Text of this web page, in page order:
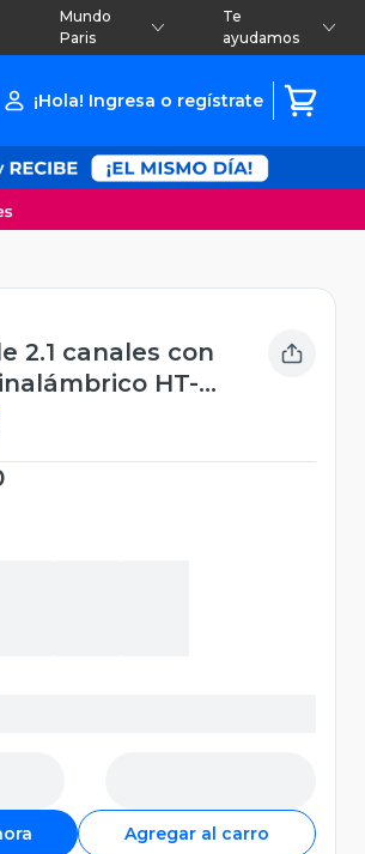
Mundo
Paris
Te
ayudamos
¡Hola! Ingresa o regístrate
2.1 canales con
HT-
Agregar al carro